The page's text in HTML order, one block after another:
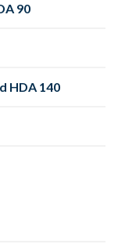
90
HDA 140